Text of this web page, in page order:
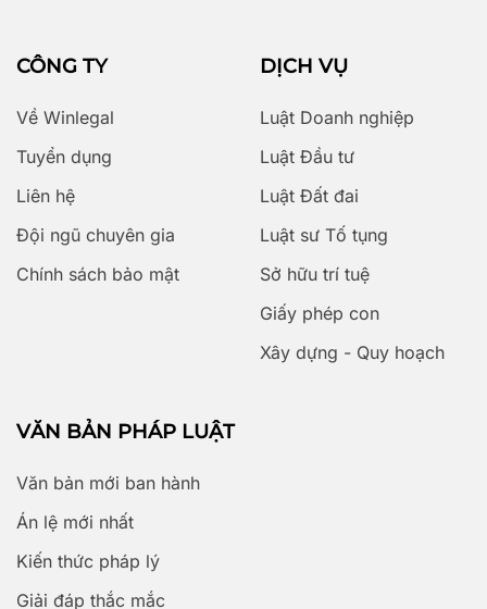
CÔNG TY
Về Winlegal
Tuyển dụng
Liên hệ
Đội ngũ chuyên gia
Chính sách bảo mật
DỊCH VỤ
Luật Doanh nghiệp
Luật Đầu tư
Luật Đất đai
Luật sư Tố tụng
Sở hữu trí tuệ
Giấy phép con
Xây dựng - Quy hoạch
VĂN BẢN PHÁP LUẬT
Văn bản mới ban hành
Án lệ mới nhất
Kiến thức pháp lý
Giải đáp thắc mắc